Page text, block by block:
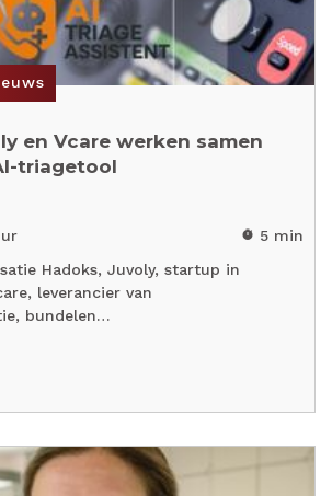
en Vcare werken samen
triagetool
timer 5 min
Hadoks, Juvoly, startup in
leverancier van
bundelen…